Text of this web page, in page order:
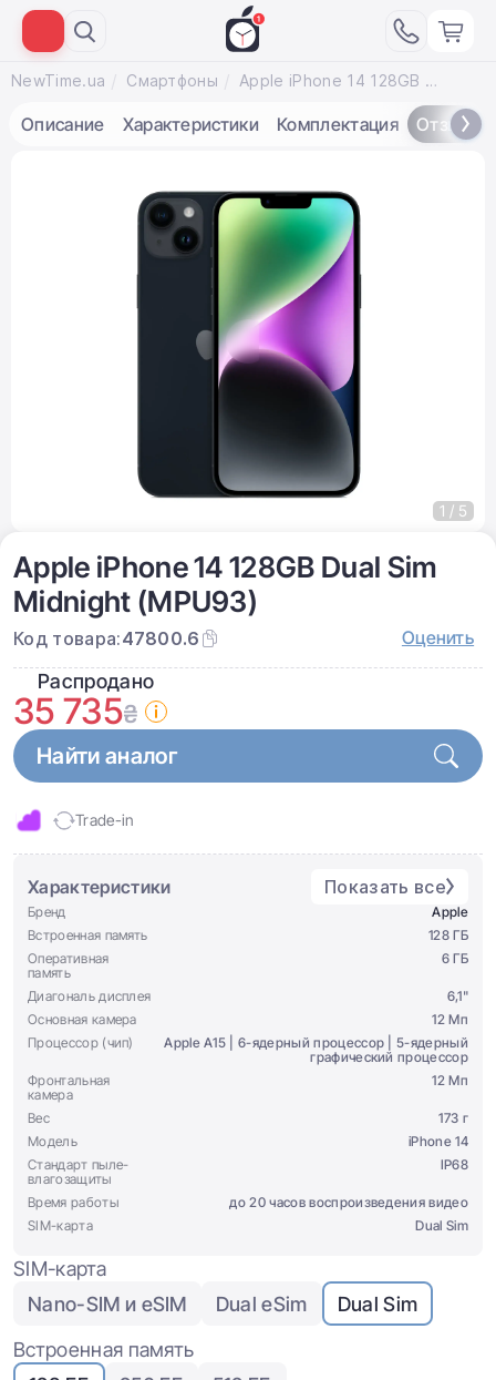
NewTime.ua Смартфоны Apple iPhone 14 128GB Dual Sim Midnight (MPU93)
Описание Характеристики Комплектация Отзывы
Apple iPhone 14 128GB Dual Sim
Midnight (MPU93)
Код товара:47800.6 Оценить
Распродано
35 735₴
Найти аналог
Trade-in
Характеристики Показать все
Бренд
Apple
Встроенная память
128 ГБ
Оперативная
память
6 ГБ
Диагональ дисплея
6,1"
Основная камера
12 Мп
Процессор (чип)
Apple A15 | 6-ядерный процессор | 5-ядерный
графический процессор
Фронтальная
камера
12 Мп
Вес
173 г
Модель
iPhone 14
Стандарт пыле-
влагозащиты
IP68
Время работы
до 20 часов воспроизведения видео
SIM-карта
Dual Sim
SIM-карта
Nano-SIM и eSIM
Dual eSim
Dual Sim
Встроенная память
1 / 5